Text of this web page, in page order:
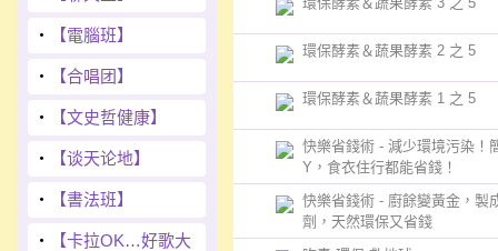
‧ 【電腦班】
‧ 【合唱团】
‧ 【文史哲健康】
‧ 【谈天论地】
‧ 【書法班】
‧
【卡拉OK…好歌大
環保酵素＆蔬果酵素 2 之 5
環保酵素＆蔬果酵素 1 之 5
快樂省錢術 - 減少環境污染！
Y，食衣住行都能省錢！
快樂省錢術 - 廚餘變黃金，製
劑，天然環保又省錢